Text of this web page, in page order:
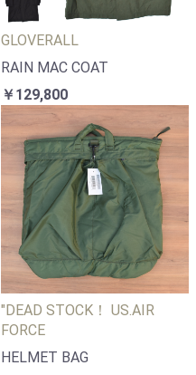
GLOVERALL
RAIN MAC COAT
￥129,800
"DEAD STOCK！ US.AIR
FORCE
HELMET BAG